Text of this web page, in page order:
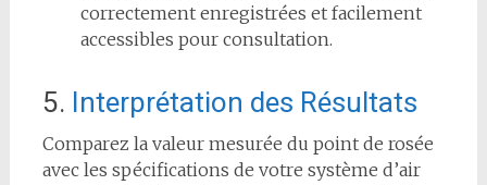
correctement enregistrées et facilement
accessibles pour consultation.
5. Interprétation des Résultats
Comparez la valeur mesurée du point de rosée
avec les spécifications de votre système d’air